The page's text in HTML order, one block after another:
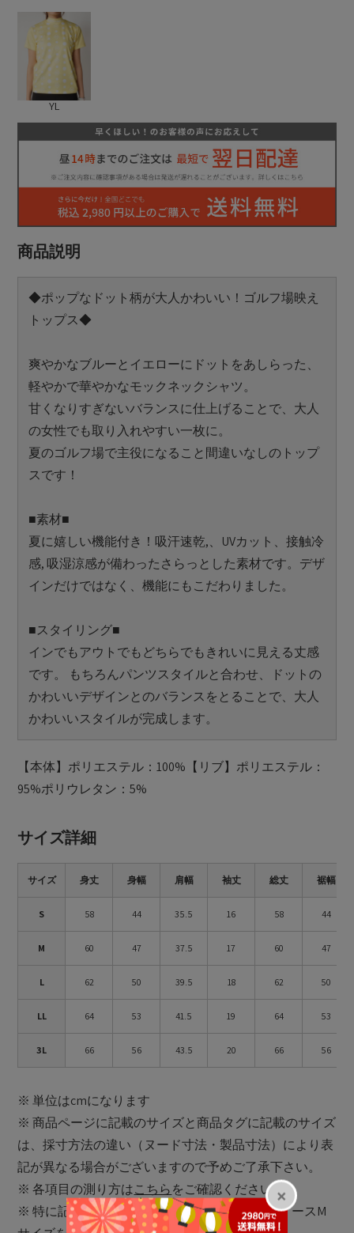
YL
商品説明
◆ポップなドット柄が大人かわいい！ゴルフ場映え
トップス◆
爽やかなブルーとイエローにドットをあしらった、
軽やかで華やかなモックネックシャツ。
甘くなりすぎないバランスに仕上げることで、大人
の女性でも取り入れやすい一枚に。
夏のゴルフ場で主役になること間違いなしのトップ
スです！
■素材■
夏に嬉しい機能付き！吸汗速乾,、UVカット、接触冷
感, 吸湿涼感が備わったさらっとした素材です。デザ
インだけではなく、機能にもこだわりました。
■スタイリング■
インでもアウトでもどちらでもきれいに見える丈感
です。 もちろんパンツスタイルと合わせ、ドットの
かわいいデザインとのバランスをとることで、大人
かわいいスタイルが完成します。
【本体】ポリエステル：100%【リブ】ポリエステル：
95%ポリウレタン：5%
サイズ詳細
サイズ 身丈 身幅 肩幅 袖丈 総丈 裾幅
S 58 44 35.5 16 58 44
M 60 47 37.5 17 60 47
L 62 50 39.5 18 62 50
LL 64 53 41.5 19 64 53
3L 66 56 43.5 20 66 56
※ 単位はcmになります
※ 商品ページに記載のサイズと商品タグに記載のサイズ
は、採寸方法の違い（ヌード寸法・製品寸法）により表
記が異なる場合がございますので予めご了承下さい。
※ 各項目の測り方はこちらをご確認ください
※ 特に記載がない場合、メンズLサイズ・レディースM